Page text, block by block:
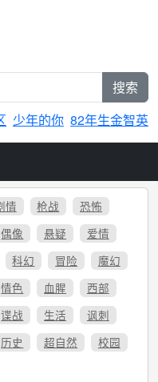
搜索
少年的你 82年生金智英
情 枪战
恐怖
偶像 悬疑
爱情
科幻 冒险
魔幻
情色 血腥
西部
谍战 生活
讽刺
历史 超自然
校园